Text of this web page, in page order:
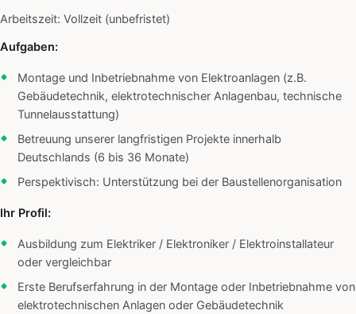
Arbeitszeit: Vollzeit (unbefristet)
Aufgaben:
Montage und Inbetriebnahme von Elektroanlagen (z.B.
Gebäudetechnik, elektrotechnischer Anlagenbau, technische
Tunnelausstattung)
Betreuung unserer langfristigen Projekte innerhalb
Deutschlands (6 bis 36 Monate)
Perspektivisch: Unterstützung bei der Baustellenorganisation
Ihr Profil:
Ausbildung zum Elektriker / Elektroniker / Elektroinstallateur
oder vergleichbar
Erste Berufserfahrung in der Montage oder Inbetriebnahme von
elektrotechnischen Anlagen oder Gebäudetechnik